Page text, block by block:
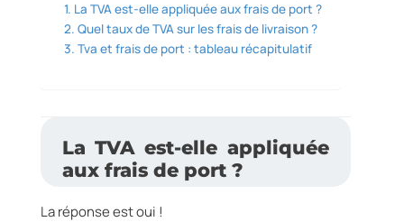
La TVA est-elle appliquée aux frais de port ?
Quel taux de TVA sur les frais de livraison ?
Tva et frais de port : tableau récapitulatif
La TVA est-elle appliquée
aux frais de port ?
La réponse est oui !